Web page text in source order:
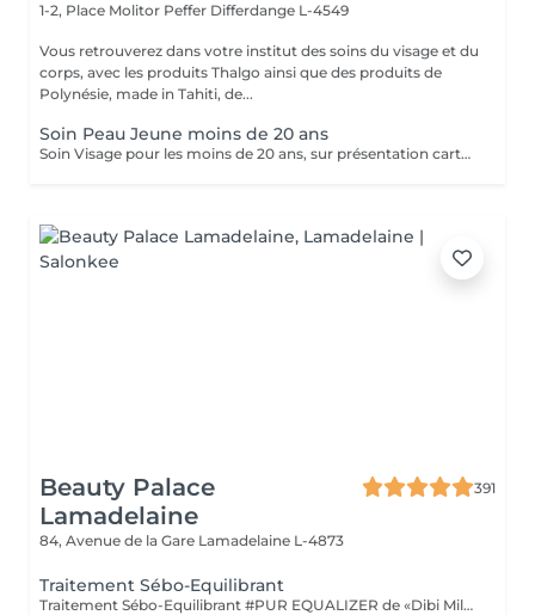
1-2, Place Molitor Peffer Differdange L-4549
Vous retrouverez dans votre institut des soins du visage et du
corps, avec les produits Thalgo ainsi que des produits de
Polynésie, made in Tahiti, de...
Soin Peau Jeune moins de 20 ans
Soin Visage pour les moins de 20 ans, sur présentation carte d'identité. Soin nettoyant et traitant. Pour peau jeune à imperfections.
Beauty Palace
Lamadelaine
391
84, Avenue de la Gare Lamadelaine L-4873
Traitement Sébo-Equilibrant
Traitement Sébo-Equilibrant #PUR EQUALIZER de «Dibi Milano» grâce aux performances de ses principes actifs innovants, il est en mesure de régulariser l'excès de sébum, en procurant un effet matifiant et en réduisant visiblement les pores dilatés, le grain de peau est affiné. Ce soin aide à matifier la peau tout en la maintenant hydratée et protégée. (Masque bio-cellulose)